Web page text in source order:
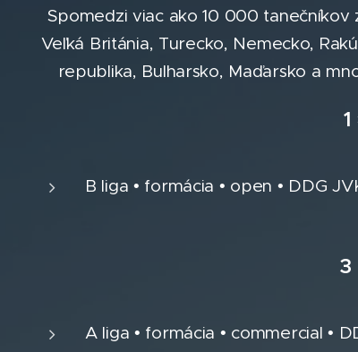
Spomedzi viac ako 10 000
Veľká Británia, Turecko, Nemecko,
republika, Bulharsko, Maďarsko a
B liga • formácia • open • DDG
3
A liga • formácia • commercial •